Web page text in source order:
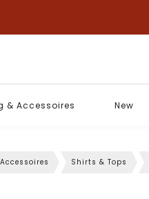
& Accessoires New
Shirts & Tops